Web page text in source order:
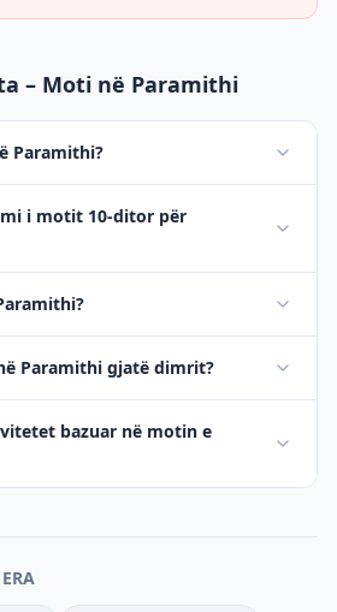
– Moti në Paramithi
Paramithi?
i motit 10-ditor për
Paramithi gjatë dimrit?
bazuar në motin e